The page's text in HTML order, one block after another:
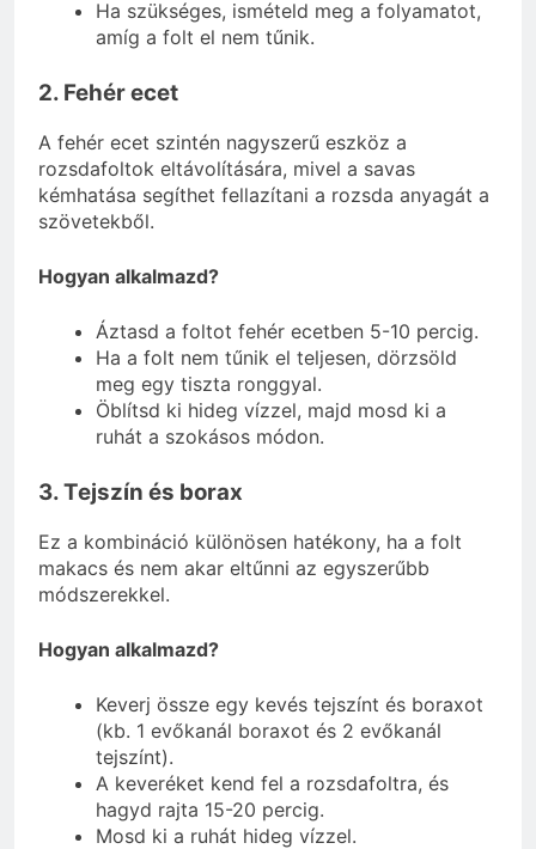
Ha szükséges, ismételd meg a folyamatot,
amíg a folt el nem tűnik.
2. Fehér ecet
A fehér ecet szintén nagyszerű eszköz a
rozsdafoltok eltávolítására, mivel a savas
kémhatása segíthet fellazítani a rozsda anyagát a
szövetekből.
Hogyan alkalmazd?
Áztasd a foltot fehér ecetben 5-10 percig.
Ha a folt nem tűnik el teljesen, dörzsöld
meg egy tiszta ronggyal.
Öblítsd ki hideg vízzel, majd mosd ki a
ruhát a szokásos módon.
3. Tejszín és borax
Ez a kombináció különösen hatékony, ha a folt
makacs és nem akar eltűnni az egyszerűbb
módszerekkel.
Hogyan alkalmazd?
Keverj össze egy kevés tejszínt és boraxot
(kb. 1 evőkanál boraxot és 2 evőkanál
tejszínt).
A keveréket kend fel a rozsdafoltra, és
hagyd rajta 15-20 percig.
Mosd ki a ruhát hideg vízzel.